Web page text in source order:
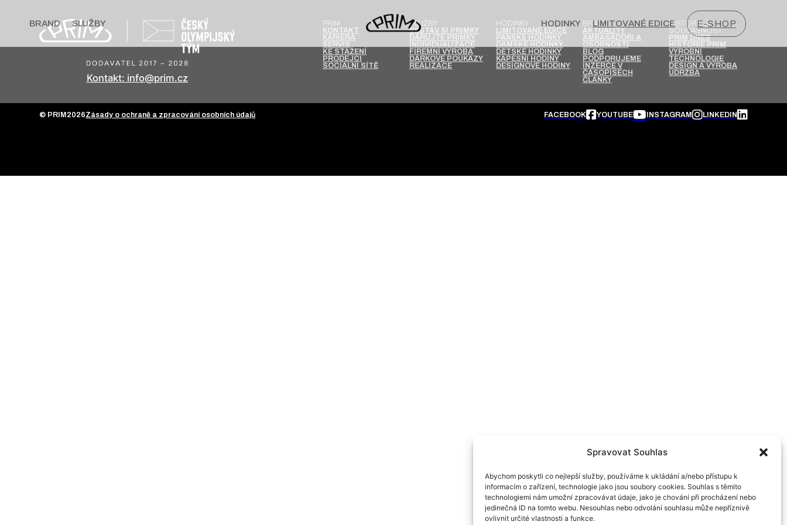
Spravovat Souhlas
Abychom poskytli co nejlepší služby, používáme k ukládání a/nebo přístupu k
informacím o zařízení, technologie jako jsou soubory cookies. Souhlas s těmito
technologiemi nám umožní zpracovávat údaje, jako je chování při procházení nebo
jedinečná ID na tomto webu. Nesouhlas nebo odvolání souhlasu může nepříznivě
ovlivnit určité vlastnosti a funkce.
BRAND SLUŽBY HODINKY LIMITOVANÉ EDICE E-SHOP
PRIM
KONTAKT
KARIÉRA
SERVIS
KE STAŽENÍ
PRODEJCI
SOCIÁLNÍ SÍTĚ
SLUŽBY
SESTAV SI PRIMKY
DARUJTE PRIMKY
INDIVIDUALIZACE
FIREMNÍ VÝROBA
DÁRKOVÉ POUKAZY
REALIZACE
HODINKY
LIMITOVANÉ EDICE
PÁNSKÉ HODINKY
DÁMSKÉ HODINKY
DĚTSKÉ HODINKY
KAPESNÍ HODINY
DESIGNOVÉ HODINY
BRAND
AKTUALITY
AMBASADOŘI A
OSOBNOSTI
BLOG
PODPORUJEME
INZERCE V
ČASOPISECH
ČLÁNKY
HISTORIE A
SOUČASNOST
PRIM DNES
HISTORIE PRIM
VÝROBNÍ
TECHNOLOGIE
DESIGN A VÝROBA
ÚDRŽBA
Kontakt: info@prim.cz
© PRIM 2026Zásady o ochraně a zpracování osobních údajů FACEBOOK YOUTUBE INSTAGRAM LINKEDIN